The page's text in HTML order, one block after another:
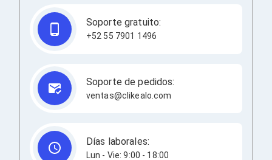
Maletines para Proyectores
Pantallas de Proyección
Pizarrones Interactivos
Accesorios TV
Soportes para Pantallas
Controles Remoto
Pantallas Comerciales
Pantallas Interactivas
Soporte gratuito:
+52 55 7901 1496
Soporte de pedidos:
ventas@clikealo.com
Días laborales:
Lun - Vie: 9:00 - 18:00